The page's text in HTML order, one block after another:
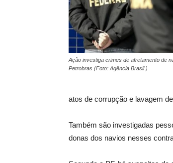
Ação investiga crimes de afretamento de
Petrobras (Foto: Agência Brasil )
atos de corrupção e lavagem
Também são investigadas
donas dos navios nesses